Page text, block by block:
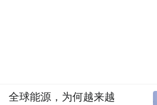
全球能源，为何越来越